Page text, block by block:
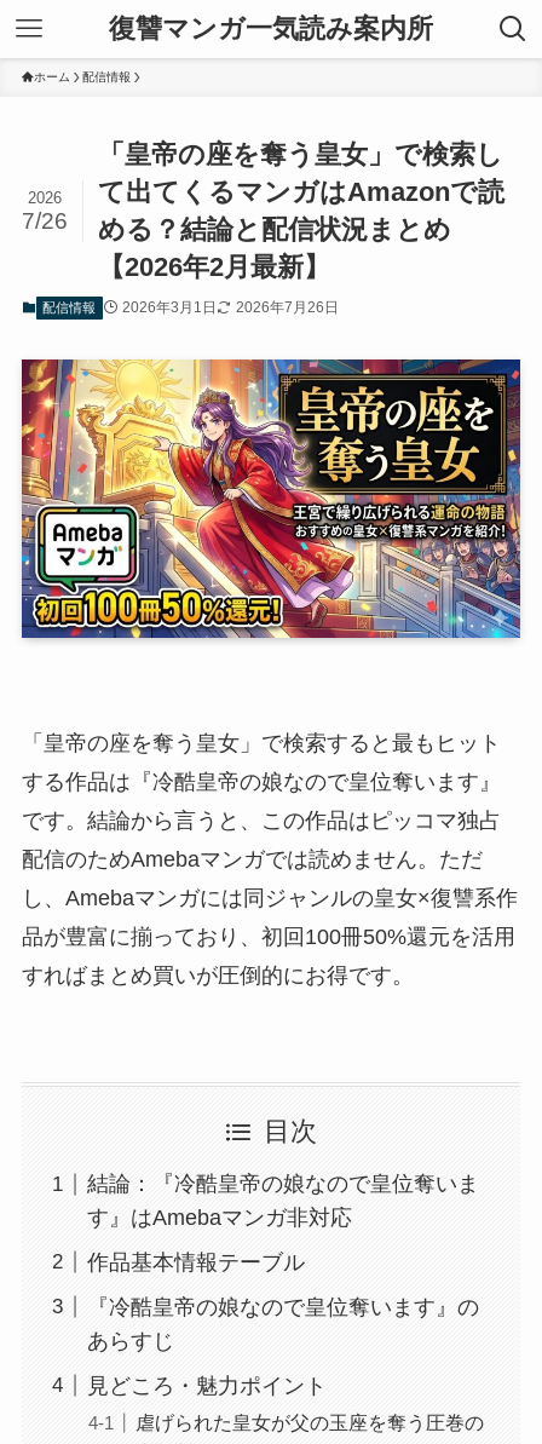
復讐マンガ一気読み案内所
ホーム 配信情報
「皇帝の座を奪う皇女」で検索し
て出てくるマンガはAmazonで読
める？結論と配信状況まとめ
【2026年2月最新】
2026
7/26
配信情報 2026年3月1日 2026年7月26日
「皇帝の座を奪う皇女」で検索すると最もヒット
する作品は『冷酷皇帝の娘なので皇位奪います』
です。結論から言うと、この作品はピッコマ独占
配信のためAmebaマンガでは読めません。ただ
し、Amebaマンガには同ジャンルの皇女×復讐系作
品が豊富に揃っており、初回100冊50%還元を活用
すればまとめ買いが圧倒的にお得です。
目次
結論：『冷酷皇帝の娘なので皇位奪いま
す』はAmebaマンガ非対応
作品基本情報テーブル
『冷酷皇帝の娘なので皇位奪います』の
あらすじ
見どころ・魅力ポイント
虐げられた皇女が父の玉座を奪う圧巻の